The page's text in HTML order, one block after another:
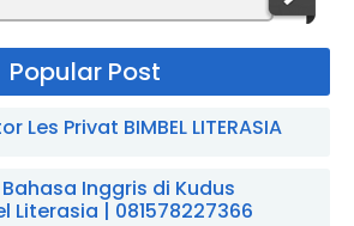
Popular Post
Les Privat BIMBEL LITERASIA
Inggris di Kudus
Literasia | 081578227366